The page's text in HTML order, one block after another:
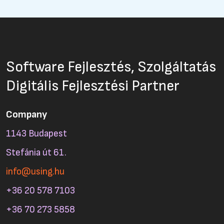
Software Fejlesztés, Szolgáltatás
Digitális Fejlesztési Partner
Company
1143 Budapest
Stefánia út 61.
info@using.hu
+36 20 578 7103
+36 70 273 5858